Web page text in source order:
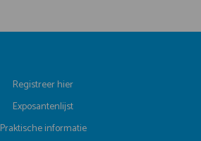
Registreer hier
Exposantenlijst
Praktische informatie